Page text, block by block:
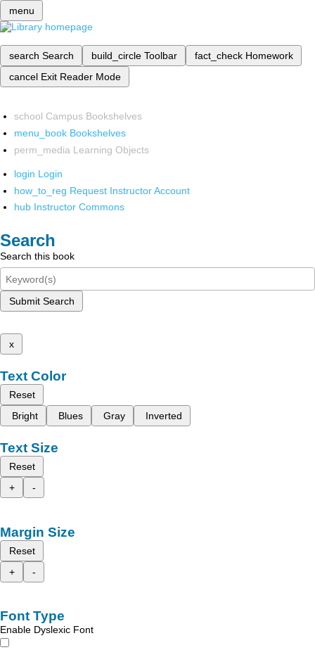
menu
search Search build_circle Toolbar fact_check Homework
cancel Exit Reader Mode
school Campus Bookshelves
menu_book Bookshelves
perm_media Learning Objects
login Login
how_to_reg Request Instructor Account
hub Instructor Commons
Search
Search this book
Submit Search
x
Text Color
Reset
Bright
Blues Gray Inverted
Text Size
Reset
+
-
Margin Size
Reset
+
-
Font Type
Enable Dyslexic Font